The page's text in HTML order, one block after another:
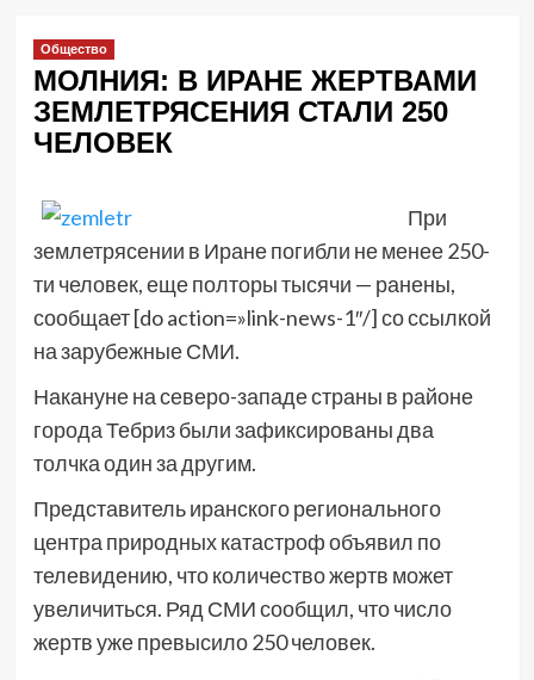
Общество
МОЛНИЯ: В ИРАНЕ ЖЕРТВАМИ
ЗЕМЛЕТРЯСЕНИЯ СТАЛИ 250
ЧЕЛОВЕК
При
землетрясении в Иране погибли не менее 250-
ти человек, еще полторы тысячи — ранены,
сообщает [do action=»link-news-1″/] со ссылкой
на зарубежные СМИ.
Накануне на северо-западе страны в районе
города Тебриз были зафиксированы два
толчка один за другим.
Представитель иранского регионального
центра природных катастроф объявил по
телевидению, что количество жертв может
увеличиться. Ряд СМИ сообщил, что число
жертв уже превысило 250 человек.